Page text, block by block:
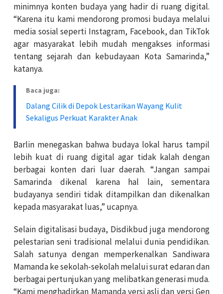
minimnya konten budaya yang hadir di ruang digital.
“Karena itu kami mendorong promosi budaya melalui
media sosial seperti Instagram, Facebook, dan TikTok
agar masyarakat lebih mudah mengakses informasi
tentang sejarah dan kebudayaan Kota Samarinda,”
katanya.
Baca juga:
Dalang Cilik di Depok Lestarikan Wayang Kulit
Sekaligus Perkuat Karakter Anak
Barlin menegaskan bahwa budaya lokal harus tampil
lebih kuat di ruang digital agar tidak kalah dengan
berbagai konten dari luar daerah. “Jangan sampai
Samarinda dikenal karena hal lain, sementara
budayanya sendiri tidak ditampilkan dan dikenalkan
kepada masyarakat luas,” ucapnya.
Selain digitalisasi budaya, Disdikbud juga mendorong
pelestarian seni tradisional melalui dunia pendidikan.
Salah satunya dengan memperkenalkan Sandiwara
Mamanda ke sekolah-sekolah melalui surat edaran dan
berbagai pertunjukan yang melibatkan generasi muda.
“Kami menghadirkan Mamanda versi asli dan versi Gen